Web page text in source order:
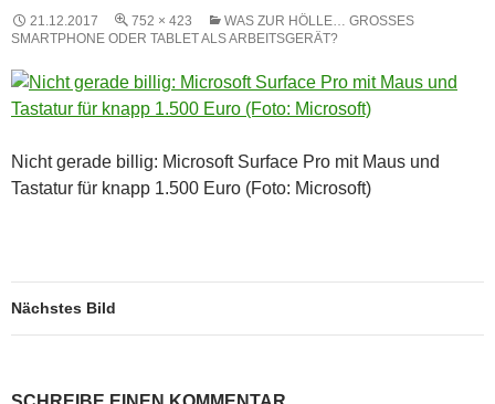
21.12.2017 752 × 423
WAS ZUR HÖLLE… GROSSES S
MARTPHONE ODER TABLET ALS ARBEITSGERÄT?
Nicht gerade billig: Microsoft Surface Pro mit Maus und
Tastatur für knapp 1.500 Euro (Foto: Microsoft)
Nächstes Bild